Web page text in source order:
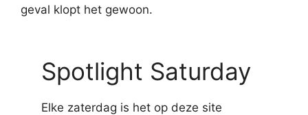
geval klopt het gewoon.
Spotlight Saturday
Elke zaterdag is het op deze site